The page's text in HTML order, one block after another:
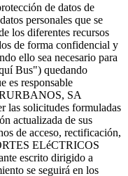
de datos de
personales que se
los diferentes recursos
de forma confidencial y
ello sea necesario para
Bus") quedando
es responsable
SA
las solicitudes formuladas
actualizada de sus
de acceso, rectificación,
ELéCTRICOS
escrito dirigido a
se seguirá en los